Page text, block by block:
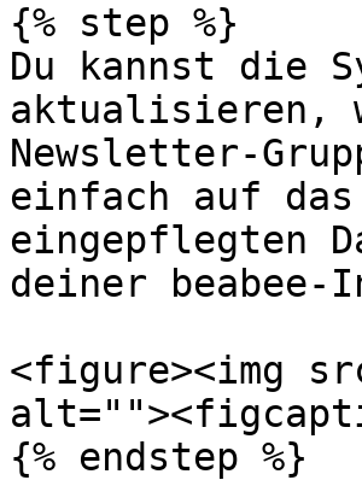
{% step %}
Du kannst die
aktualisieren,
Newsletter-
einfach auf
eingepflegten
deiner
<figure><img
{% endstep %}